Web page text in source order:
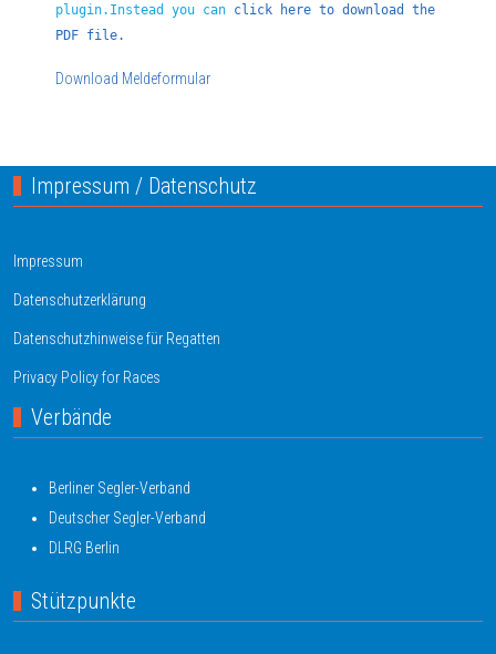
plugin.Instead you can click here to download the
PDF file.
Download Meldeformular
Impressum / Datenschutz
Impressum
Datenschutzerklärung
Datenschutzhinweise für Regatten
Privacy Policy for Races
Verbände
Berliner Segler-Verband
Deutscher Segler-Verband
DLRG Berlin
Stützpunkte